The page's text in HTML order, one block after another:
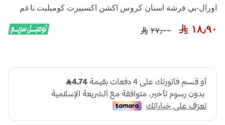
اورال-بي فرشة اسنان كروس اكشن اكسبيرت كومبليت ناعم
١٨٫٩٠ ٢٧٫٠٠